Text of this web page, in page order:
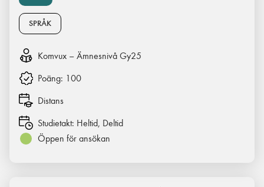
SPRÅK
Komvux – Ämnesnivå Gy25
Poäng: 100
Distans
Studietakt: Heltid, Deltid
Öppen för ansökan